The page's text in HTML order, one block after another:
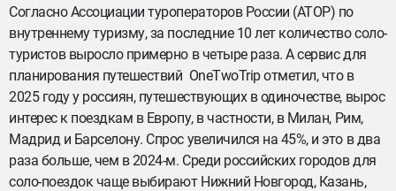
Согласно Ассоциации туроператоров России (АТОР) по
внутреннему туризму, за последние 10 лет количество соло-
туристов выросло примерно в четыре раза. А сервис для
планирования путешествий OneTwoTrip отметил, что в
2025 году у россиян, путешествующих в одиночестве, вырос
интерес к поездкам в Европу, в частности, в Милан, Рим,
Мадрид и Барселону. Спрос увеличился на 45%, и это в два
раза больше, чем в 2024-м. Среди российских городов для
соло-поездок чаще выбирают Нижний Новгород, Казань,